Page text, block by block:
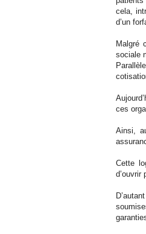
cela,
d’un
Malgré
sociale
ces
Ainsi,
Cette
d’ouvrir